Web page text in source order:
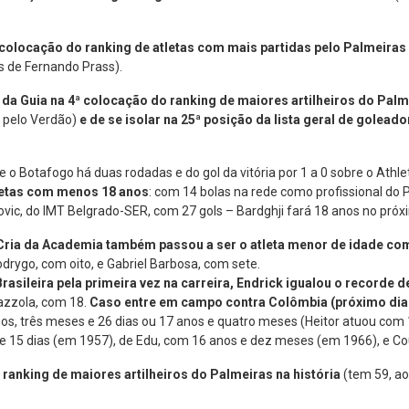
do ranking de atletas com mais partidas pelo
Fernando Prass).
Guia na 4ª colocação do ranking de maiores artilheiros do
Verdão) e de se isolar na 25ª posição da lista geral de
o Botafogo há duas rodadas e do gol da vitória por 1 a 0 sobre o
com menos 18 anos: com 14 bolas na rede como profissional do
do IMT Belgrado-SER, com 27 gols – Bardghji fará 18 anos no
da Academia também passou a ser o atleta menor de idade
com oito, e Gabriel Barbosa, com sete.
pela primeira vez na carreira, Endrick igualou o recorde
com 18. Caso entre em campo contra Colômbia (próximo
três meses e 26 dias ou 17 anos e quatro meses (Heitor atuou
15 dias (em 1957), de Edu, com 16 anos e dez meses (em 1966), e
ranking de maiores artilheiros do Palmeiras na história (tem 59,